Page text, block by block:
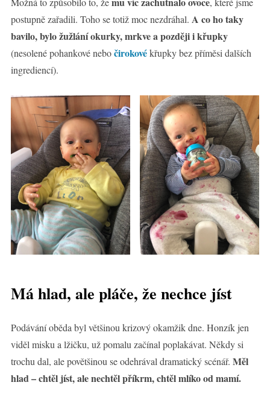
postupně zařadili. Toho se totiž moc nezdráhal. A co ho taky
bavilo, bylo žužlání okurky, mrkve a později i křupky
(nesolené pohankové nebočirokovékřupky bez příměsi dalších
ingrediencí).
Má hlad, ale pláče, že nechce jíst
Podávání oběda byl většinou krizový okamžik dne. Honzík jen
viděl misku a lžičku, už pomalu začínal poplakávat. Někdy si
trochu dal, ale povětšinou se odehrával dramatický scénář. Měl
hlad – chtěl jíst, ale nechtěl příkrm, chtěl mlíko od mamí.